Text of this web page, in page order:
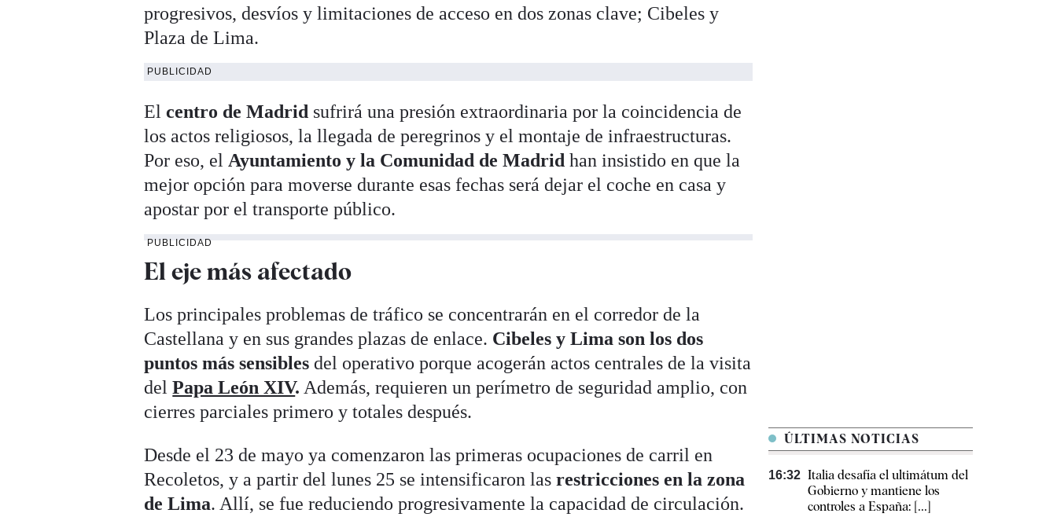
progresivos, desvíos y limitaciones de acceso en dos zonas clave; Cibeles y
Plaza de Lima.
PUBLICIDAD
Elcentro de Madrid sufrirá una presión extraordinaria por la coincidencia de
los actos religiosos, la llegada de peregrinos y el montaje de infraestructuras.
Por eso, el Ayuntamiento y la Comunidad de Madrid han insistido en que la
mejor opción para moverse durante esas fechas será dejar el coche en casa y
apostar por el transporte público.
PUBLICIDAD
El eje más afectado
Los principales problemas de tráfico se concentrarán en el corredor de la
Castellana y en sus grandes plazas de enlace. Cibeles y Lima son los dos
puntos más sensibles del operativo porque acogerán actos centrales de la visita
delPapa León XIV. Además, requieren un perímetro de seguridad amplio, con
cierres parciales primero y totales después.
Desde el 23 de mayo ya comenzaron las primeras ocupaciones de carril en
Recoletos, y a partir del lunes 25 se intensificaron lasrestricciones en la zona
de Lima. Allí, se fue reduciendo progresivamente la capacidad de circulación.
ÚLTIMAS NOTICIAS
16:32 Italia desafía el ultimátum del
Gobierno y mantiene los
controles a España: [...]